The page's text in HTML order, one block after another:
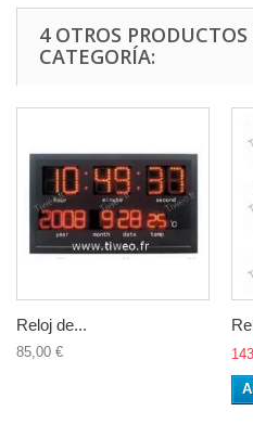
4 OTROS
CATEGORÍA:
Reloj de...
85,00 €